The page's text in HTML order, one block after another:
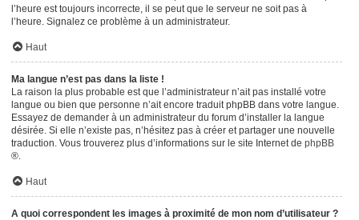
l’heure est toujours incorrecte, il se peut que le serveur ne soit pas à
l’heure. Signalez ce problème à un administrateur.
Haut
Ma langue n’est pas dans la liste !
La raison la plus probable est que l’administrateur n’ait pas installé votre
langue ou bien que personne n’ait encore traduit phpBB dans votre langue.
Essayez de demander à un administrateur du forum d’installer la langue
désirée. Si elle n’existe pas, n’hésitez pas à créer et partager une nouvelle
traduction. Vous trouverez plus d’informations sur le site Internet de phpBB
®.
Haut
A quoi correspondent les images à proximité de mon nom d’utilisateur ?